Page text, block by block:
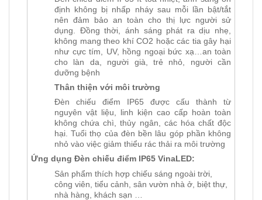
định không bị nhấp nháy sau mỗi lần bật/tắt
nên đảm bảo an toàn cho thị lực người sử
dụng. Đồng thời, ánh sáng phát ra dịu nhẹ,
không mang theo khí CO2 hoặc các tia gây hại
như cực tím, UV, hồng ngoại bức xạ…an toàn
cho làn da, người già, trẻ nhỏ, người cần
dưỡng bệnh
Thân thiện với môi trường
Đèn chiếu điểm IP65 được cấu thành từ
nguyên vật liệu, linh kiện cao cấp hoàn toàn
không chứa chì, thủy ngân, các hóa chất độc
hại. Tuổi thọ của đèn bền lâu góp phần không
nhỏ vào việc giảm thiểu rác thải ra môi trường
Ứng dụng Đèn chiếu điểm IP65 VinaLED:
Sản phẩm thích hợp chiếu sáng ngoài trời,
công viên, tiểu cảnh, sân vườn nhà ở, biệt thự,
nhà hàng, khách sạn …